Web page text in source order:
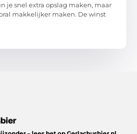
je snel extra opslag maken, maar
makkelijker maken. De winst